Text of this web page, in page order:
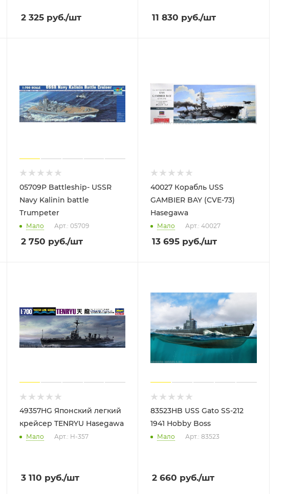
2 325руб./шт 11 830 руб./шт
05709P Battleship- USSR
Navy Kalinin battle
Trumpeter
Мало Арт.: 05709
2 750 руб./шт
40027 Корабль USS
GAMBIER BAY (CVE-73)
Hasegawa
Мало Арт.: 40027
13 695 руб./шт
49357HG Японский легкий
крейсер TENRYU Hasegawa
Мало Арт.: H-357
3 110 руб./шт
83523HB USS Gato SS-212
1941 Hobby Boss
Мало Арт.: 83523
2 660 руб./шт